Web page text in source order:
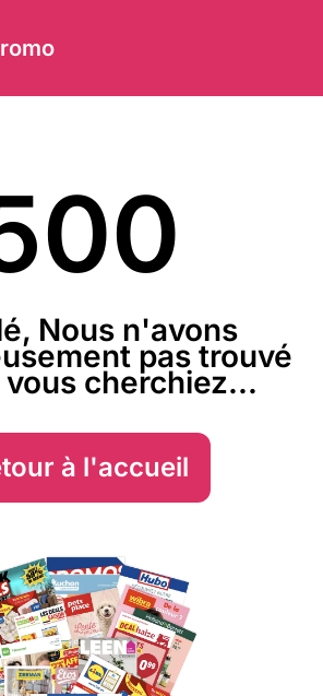
500
Nous n'avons
pas trouvé
cherchiez...
à l'accueil